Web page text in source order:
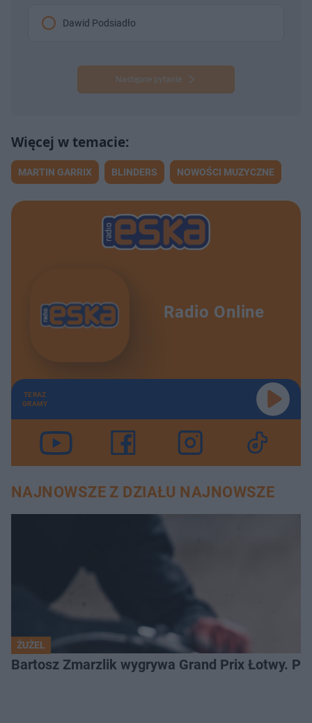
Dawid Podsiadło
Następne pytanie
MARTIN GARRIX BLINDERS NOWOŚCI MUZYCZNE
Radio Online
TERAZ
GRAMY
NAJNOWSZE Z DZIAŁU NAJNOWSZE
ŻUŻEL
Bartosz Zmarzlik wygrywa Grand Prix Łotwy.